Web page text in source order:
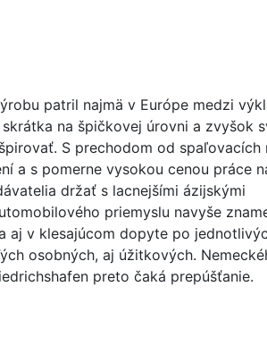
patril najmä v Európe medzi
na špičkovej úrovni a zvyšok
S prechodom od
a s pomerne vysokou cenou práce
držať s lacnejšími ázijskými
priemyslu navyše
aj v klesajúcom dopyte po
osobných, aj úžitkových.
preto čaká prepúšťanie.